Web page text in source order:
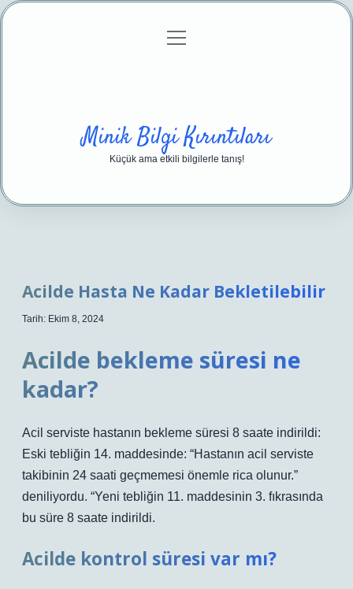
Gizlilik Politikası
menüyü
Minik Bilgi Kırıntıları
Küçük ama etkili bilgilerle tanış!
Acilde Hasta Ne Kadar Bekletilebilir
Tarih: Ekim 8, 2024
Acilde bekleme süresi ne
kadar?
Acil serviste hastanın bekleme süresi 8 saate indirildi:
Eski tebliğin 14. maddesinde: “Hastanın acil serviste
takibinin 24 saati geçmemesi önemle rica olunur.”
deniliyordu. “Yeni tebliğin 11. maddesinin 3. fıkrasında
bu süre 8 saate indirildi.
Acilde kontrol süresi var mı?